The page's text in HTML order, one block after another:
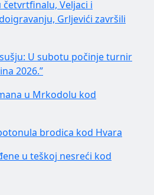
Veljaci i
Grljevići završili
U subotu počinje turnir
2026.”
u Mrkodolu kod
brodica kod Hvara
u teškoj nesreći kod